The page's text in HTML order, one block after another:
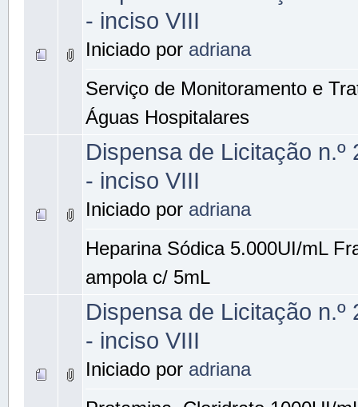
- inciso VIII
Iniciado por adriana
Serviço de Monitoramento e
Águas Hospitalares
Dispensa de Licitação n.º
- inciso VIII
Iniciado por adriana
Heparina Sódica 5.000UI/mL
ampola c/ 5mL
Dispensa de Licitação n.º
- inciso VIII
Iniciado por adriana